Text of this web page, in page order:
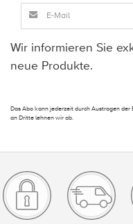
Wir informieren Sie
neue Produkte.
Das Abo kann jederzeit durch Austragen
an Dritte lehnen wir ab.